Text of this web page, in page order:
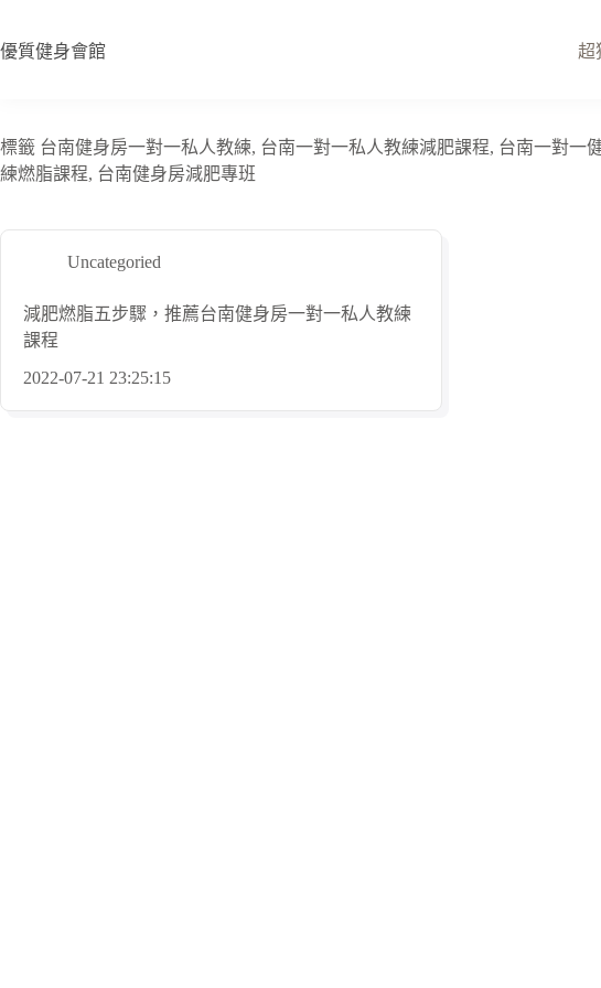
至
容
優質健身會館 超
標籤 台南健身房一對一私人教練, 台南一對一私人教練減肥課程, 台南一對一
練燃脂課程, 台南健身房減肥專班
Uncategoried
減肥燃脂五步驟，推薦台南健身房一對一私人教練
課程
2022-07-21 23:25:15